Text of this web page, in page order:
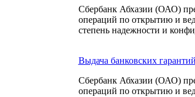
Сбербанк Абхазии (ОАО)
операций по открытию и
степень надежности и
Выдача банковских гарантий
Сбербанк Абхазии (ОАО)
операций по открытию и